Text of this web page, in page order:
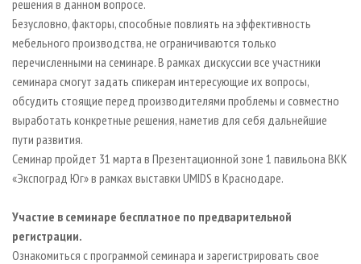
решения в данном вопросе.
Безусловно, факторы, способные повлиять на эффективность
мебельного производства, не ограничиваются только
перечисленными на семинаре. В рамках дискуссии все участники
семинара смогут задать спикерам интересующие их вопросы,
обсудить стоящие перед производителями проблемы и совместно
выработать конкретные решения, наметив для себя дальнейшие
пути развития.
Семинар пройдет 31 марта в Презентационной зоне 1 павильона ВКК
«Экспоград Юг» в рамках выставки UMIDS в Краснодаре.
Участие в семинаре бесплатное по предварительной
регистрации.
Ознакомиться с программой семинара и зарегистрировать свое